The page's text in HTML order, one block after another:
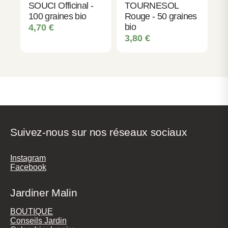
SOUCI Officinal -
100 graines bio
4,70 €
TOURNESOL
Rouge - 50 graines
bio
3,80 €
Suivez-nous sur nos réseaux sociaux
Instagram
Facebook
Jardiner Malin
BOUTIQUE
Conseils Jardin